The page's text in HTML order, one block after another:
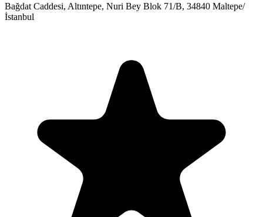
Bağdat Caddesi, Altıntepe, Nuri Bey Blok 71/B, 34840 Maltepe/
İstanbul